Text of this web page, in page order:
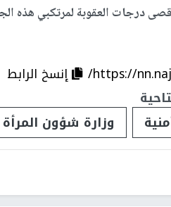
درجات العقوبة لمرتكبي هذه
https://
إنسخ الرابط
وزارة شؤون المرأة